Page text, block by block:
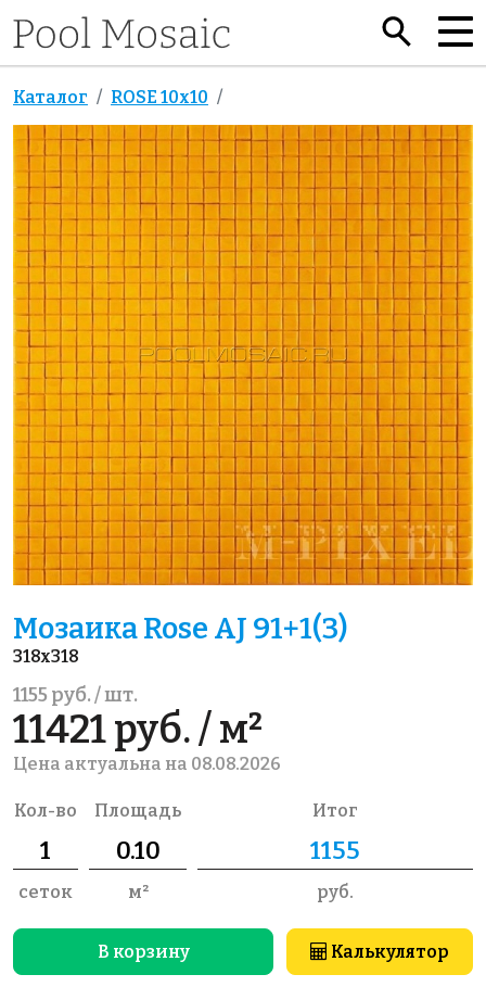
Каталог ROSE 10x10
Мозаика Rose AJ 91+1(3)
318x318
1155 руб. / шт.
11421 руб. / м²
Цена актуальна на 08.08.2026
Кол-во
сеток
Площадь
м²
Итог
руб.
В корзину Калькулятор